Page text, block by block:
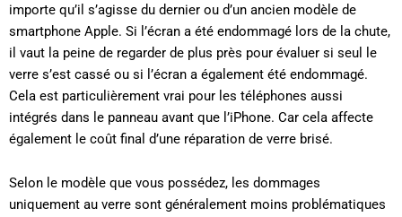
importe qu’il s’agisse du dernier ou d’un ancien modèle de
smartphone Apple. Si l’écran a été endommagé lors de la chute,
il vaut la peine de regarder de plus près pour évaluer si seul le
verre s’est cassé ou si l’écran a également été endommagé.
Cela est particulièrement vrai pour les téléphones aussi
intégrés dans le panneau avant que l’iPhone. Car cela affecte
également le coût final d’une réparation de verre brisé.
Selon le modèle que vous possédez, les dommages
uniquement au verre sont généralement moins problématiques